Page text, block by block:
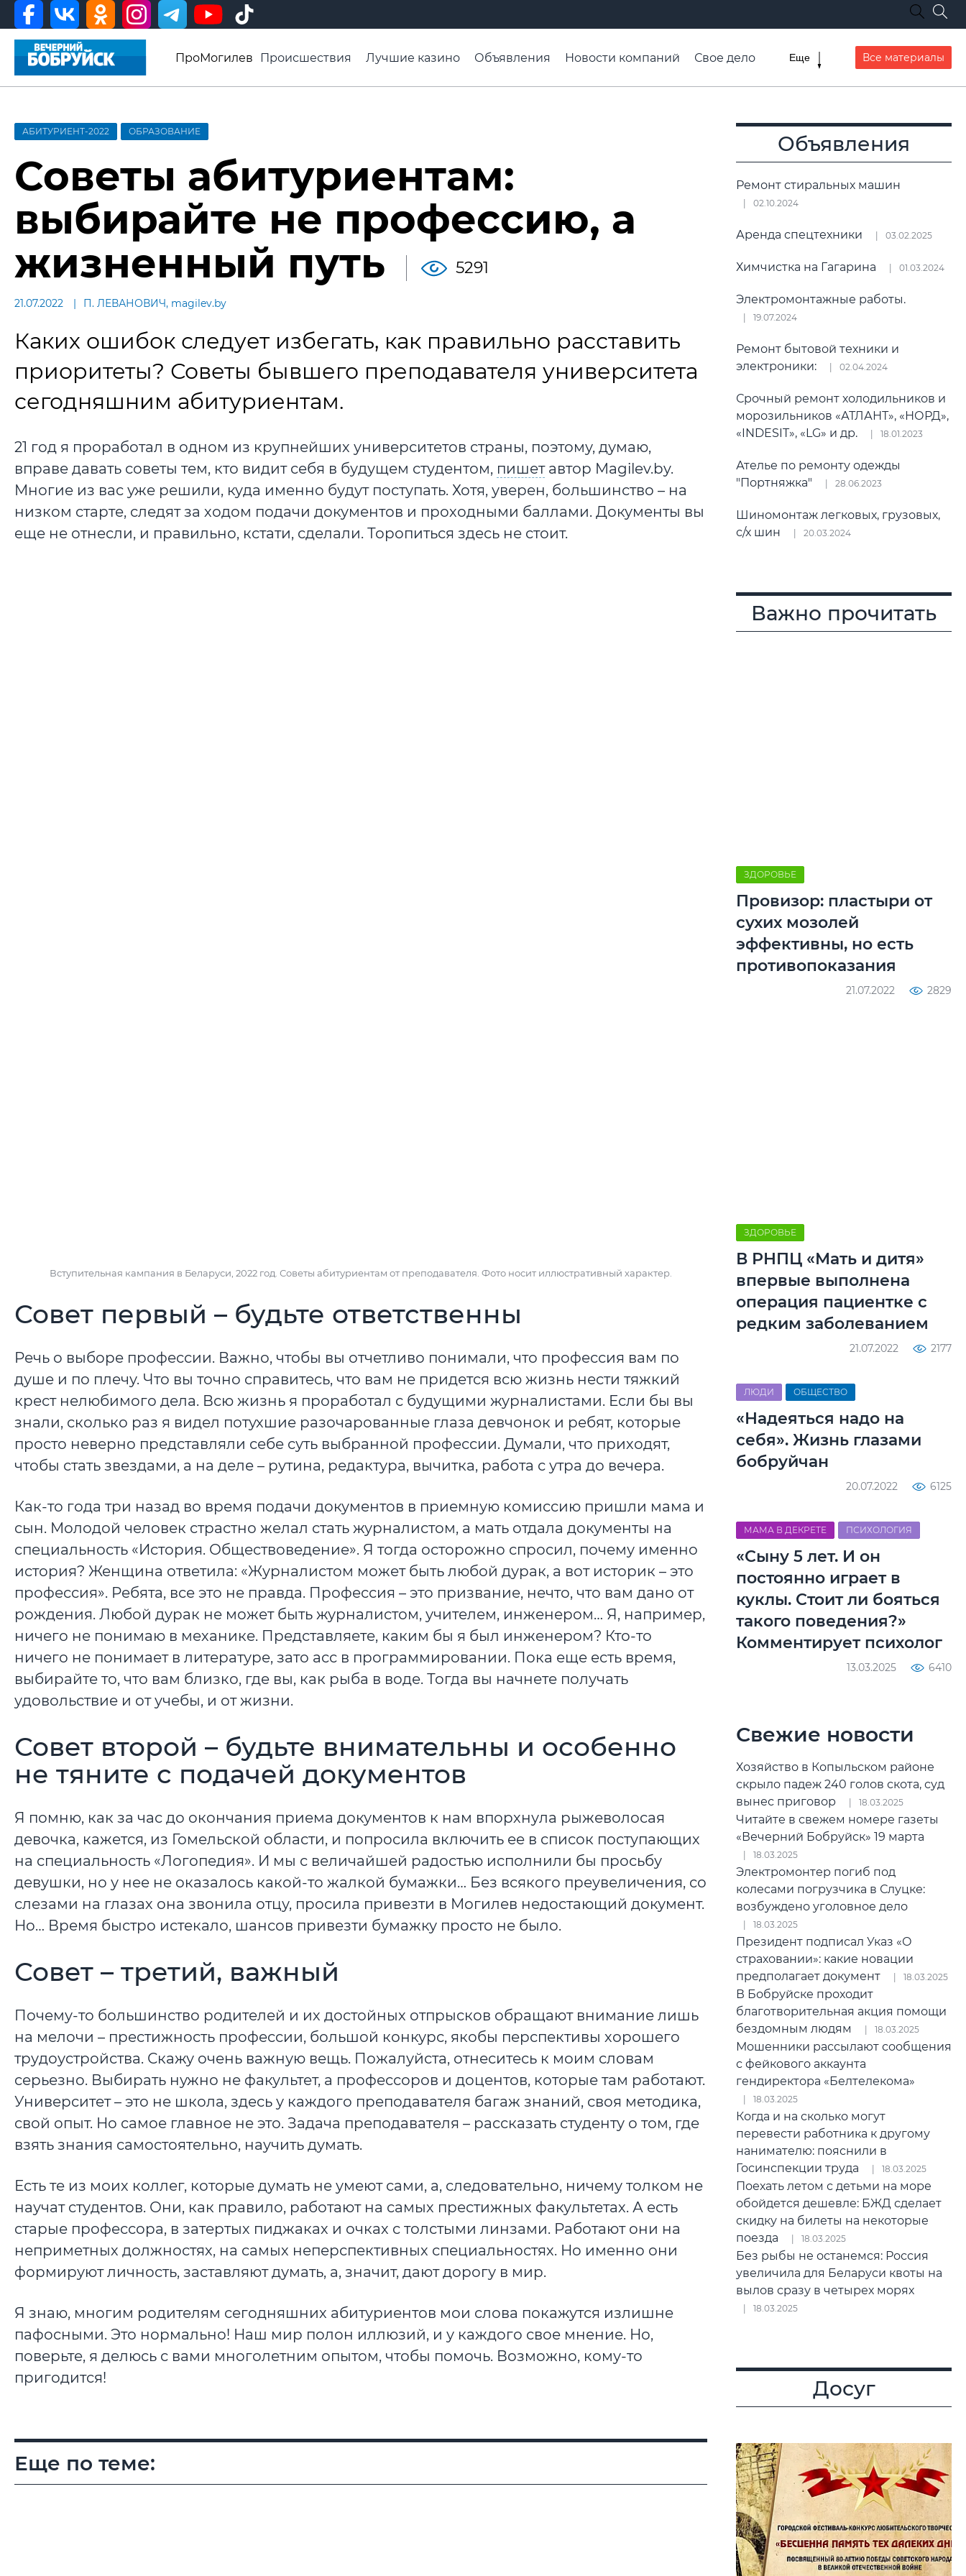
ПроМогилев Происшествия Лучшие казино Объявления Новости компаний
Свое дело
Видео ВБ
Еще Все материалы
АБИТУРИЕНТ-2022 ОБРАЗОВАНИЕ
Советы абитуриентам:
выбирайте не профессию, а
жизненный путь
5291
21.07.2022 П. ЛЕВАНОВИЧ, magilev.by
Каких ошибок следует избегать, как правильно расставить
приоритеты? Советы бывшего преподавателя университета
сегодняшним абитуриентам.
21 год я проработал в одном из крупнейших университетов страны, поэтому, думаю,
вправе давать советы тем, кто видит себя в будущем студентом, пишетавтор Magilev.by.
Многие из вас уже решили, куда именно будут поступать. Хотя, уверен, большинство – на
низком старте, следят за ходом подачи документов и проходными баллами. Документы вы
еще не отнесли, и правильно, кстати, сделали. Торопиться здесь не стоит.
Вступительная кампания в Беларуси, 2022 год. Советы абитуриентам от преподавателя. Фото носит иллюстративный характер.
Совет первый – будьте ответственны
Речь о выборе профессии. Важно, чтобы вы отчетливо понимали, что профессия вам по
душе и по плечу. Что вы точно справитесь, что вам не придется всю жизнь нести тяжкий
крест нелюбимого дела. Всю жизнь я проработал с будущими журналистами. Если бы вы
знали, сколько раз я видел потухшие разочарованные глаза девчонок и ребят, которые
просто неверно представляли себе суть выбранной профессии. Думали, что приходят,
чтобы стать звездами, а на деле – рутина, редактура, вычитка, работа с утра до вечера.
Как-то года три назад во время подачи документов в приемную комиссию пришли мама и
сын. Молодой человек страстно желал стать журналистом, а мать отдала документы на
специальность «История. Обществоведение». Я тогда осторожно спросил, почему именно
история? Женщина ответила: «Журналистом может быть любой дурак, а вот историк – это
профессия». Ребята, все это не правда. Профессия – это призвание, нечто, что вам дано от
рождения. Любой дурак не может быть журналистом, учителем, инженером… Я, например,
ничего не понимаю в механике. Представляете, каким бы я был инженером? Кто-то
ничего не понимает в литературе, зато асс в программировании. Пока еще есть время,
выбирайте то, что вам близко, где вы, как рыба в воде. Тогда вы начнете получать
удовольствие и от учебы, и от жизни.
Совет второй – будьте внимательны и особенно
не тяните с подачей документов
Я помню, как за час до окончания приема документов к нам впорхнула рыжеволосая
девочка, кажется, из Гомельской области, и попросила включить ее в список поступающих
на специальность «Логопедия». И мы с величайшей радостью исполнили бы просьбу
девушки, но у нее не оказалось какой-то жалкой бумажки… Без всякого преувеличения, со
слезами на глазах она звонила отцу, просила привезти в Могилев недостающий документ.
Но… Время быстро истекало, шансов привезти бумажку просто не было.
Совет – третий, важный
Почему-то большинство родителей и их достойных отпрысков обращают внимание лишь
на мелочи – престижность профессии, большой конкурс, якобы перспективы хорошего
трудоустройства. Скажу очень важную вещь. Пожалуйста, отнеситесь к моим словам
серьезно. Выбирать нужно не факультет, а профессоров и доцентов, которые там работают.
Университет – это не школа, здесь у каждого преподавателя багаж знаний, своя методика,
свой опыт. Но самое главное не это. Задача преподавателя – рассказать студенту о том, где
взять знания самостоятельно, научить думать.
Есть те из моих коллег, которые думать не умеют сами, а, следовательно, ничему толком не
научат студентов. Они, как правило, работают на самых престижных факультетах. А есть
старые профессора, в затертых пиджаках и очках с толстыми линзами. Работают они на
неприметных должностях, на самых неперспективных специальностях. Но именно они
формируют личность, заставляют думать, а, значит, дают дорогу в мир.
Я знаю, многим родителям сегодняшних абитуриентов мои слова покажутся излишне
пафосными. Это нормально! Наш мир полон иллюзий, и у каждого свое мнение. Но,
поверьте, я делюсь с вами многолетним опытом, чтобы помочь. Возможно, кому-то
пригодится!
Еще по теме:
Объявления
Ремонт стиральных машин
02.10.2024
Аренда спецтехники 03.02.2025
Химчистка на Гагарина 01.03.2024
Электромонтажные работы.
19.07.2024
Ремонт бытовой техники и
электроники:
02.04.2024
Срочный ремонт холодильников и
морозильников «АТЛАНТ», «НОРД»,
«INDESIT», «LG» и др.
18.01.2023
Ателье по ремонту одежды
"Портняжка"
28.06.2023
Шиномонтаж легковых, грузовых,
с/х шин
20.03.2024
Важно прочитать
ЗДОРОВЬЕ
Провизор: пластыри от
сухих мозолей
эффективны, но есть
противопоказания
21.07.2022 2829
ЗДОРОВЬЕ
В РНПЦ «Мать и дитя»
впервые выполнена
операция пациентке с
редким заболеванием
21.07.2022 2177
ЛЮДИ ОБЩЕСТВО
«Надеяться надо на
себя». Жизнь глазами
бобруйчан
20.07.2022 6125
МАМА В ДЕКРЕТЕ ПСИХОЛОГИЯ
«Сыну 5 лет. И он
постоянно играет в
куклы. Стоит ли бояться
такого поведения?»
Комментирует психолог
13.03.2025 6410
Свежие новости
Хозяйство в Копыльском районе
скрыло падеж 240 голов скота, суд
вынес приговор
18.03.2025
Читайте в свежем номере газеты
«Вечерний Бобруйск» 19 марта
18.03.2025
Электромонтер погиб под
колесами погрузчика в Слуцке:
возбуждено уголовное дело
18.03.2025
Президент подписал Указ «О
страховании»: какие новации
предполагает документ
18.03.2025
В Бобруйске проходит
благотворительная акция помощи
бездомным людям
18.03.2025
Мошенники рассылают сообщения
с фейкового аккаунта
гендиректора «Белтелекома»
18.03.2025
Когда и на сколько могут
перевести работника к другому
нанимателю: пояснили в
Госинспекции труда
18.03.2025
Поехать летом с детьми на море
обойдется дешевле: БЖД сделает
скидку на билеты на некоторые
поезда
18.03.2025
Без рыбы не останемся: Россия
увеличила для Беларуси квоты на
вылов сразу в четырех морях
18.03.2025
Досуг